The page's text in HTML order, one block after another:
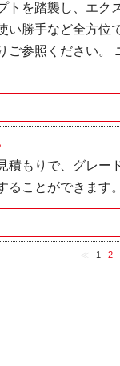
トを踏襲し、エク
い勝手など全方位
ご参照ください
積もりで、グレー
ることができます
1 2